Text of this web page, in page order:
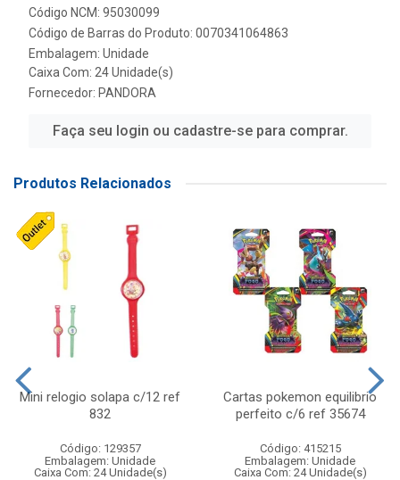
Código NCM: 95030099
Código de Barras do Produto: 0070341064863
Embalagem: Unidade
Caixa Com: 24 Unidade(s)
Fornecedor: PANDORA
Faça seu login ou cadastre-se para comprar.
Produtos Relacionados
Mini relogio solapa c/12 ref
832
Código: 129357
Embalagem: Unidade
Caixa Com: 24 Unidade(s)
Cartas pokemon equilibrio
perfeito c/6 ref 35674
Código: 415215
Embalagem: Unidade
Caixa Com: 24 Unidade(s)